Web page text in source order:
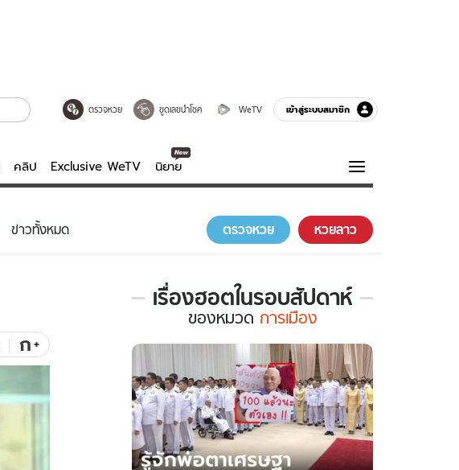
ตรวจหวย ขูดเลขนำโชค WeTV เข้าสู่ระบบสมาชิก
คลิป Exclusive WeTV นิยาย
บันเทิงครบรส
คลิป
พอดแคสต์
ความรู้รอบตัว
ฮาวทู
ข่าวทั้งหมด ตรวจหวย หวยลาว
ก+
เรื่องฮอตในรอบสัปดาห์
เรื่อง
ใน
สัปดาห์
ของ
หมวด
การเมือง
ของหมวด การเมือง